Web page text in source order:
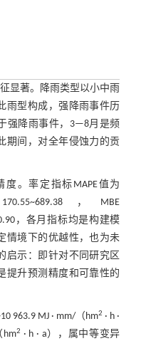
显著。降雨类型以小中雨
雨型构成，强降雨事件历
强降雨事件，3—8月是频
期间，对全年侵蚀力的贡
。率定指标MAPE值为
，MBE
，各月指标均是构建模
情境下的优越性，也为未
启示：即针对不同研究区
提升预测精度和可靠性的
963.9 MJ · mm/（hm2 · h ·
hm2 · h · a），属中等变异